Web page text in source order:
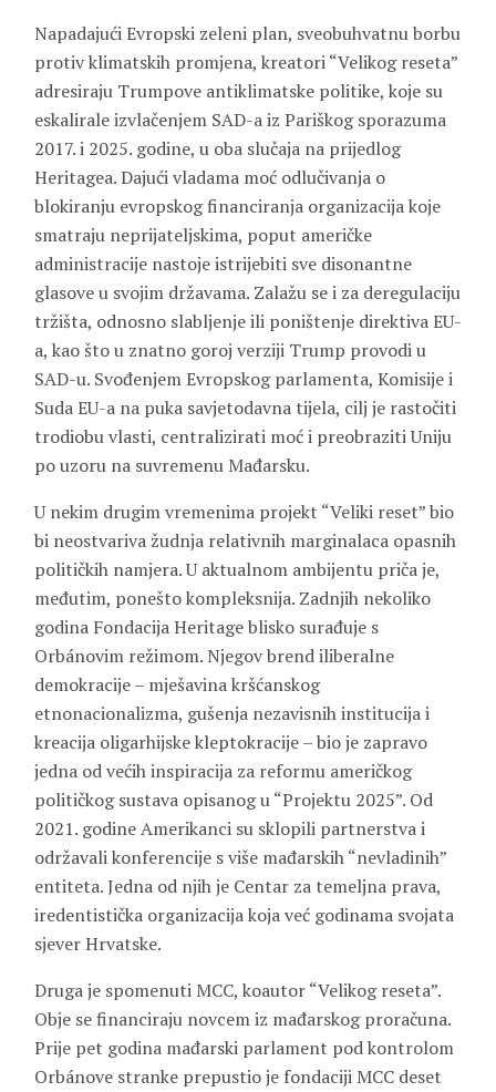
Napadajući Evropski zeleni plan, sveobuhvatnu borbu
protiv klimatskih promjena, kreatori “Velikog reseta”
adresiraju Trumpove antiklimatske politike, koje su
eskalirale izvlačenjem SAD-a iz Pariškog sporazuma
2017. i 2025. godine, u oba slučaja na prijedlog
Heritagea. Dajući vladama moć odlučivanja o
blokiranju evropskog financiranja organizacija koje
smatraju neprijateljskima, poput američke
administracije nastoje istrijebiti sve disonantne
glasove u svojim državama. Zalažu se i za deregulaciju
tržišta, odnosno slabljenje ili poništenje direktiva EU-
a, kao što u znatno goroj verziji Trump provodi u
SAD-u. Svođenjem Evropskog parlamenta, Komisije i
Suda EU-a na puka savjetodavna tijela, cilj je rastočiti
trodiobu vlasti, centralizirati moć i preobraziti Uniju
po uzoru na suvremenu Mađarsku.
U nekim drugim vremenima projekt “Veliki reset” bio
bi neostvariva žudnja relativnih marginalaca opasnih
političkih namjera. U aktualnom ambijentu priča je,
međutim, ponešto kompleksnija. Zadnjih nekoliko
godina Fondacija Heritage blisko surađuje s
Orbánovim režimom. Njegov brend iliberalne
demokracije – mješavina kršćanskog
etnonacionalizma, gušenja nezavisnih institucija i
kreacija oligarhijske kleptokracije – bio je zapravo
jedna od većih inspiracija za reformu američkog
političkog sustava opisanog u “Projektu 2025”. Od
2021. godine Amerikanci su sklopili partnerstva i
održavali konferencije s više mađarskih “nevladinih”
entiteta. Jedna od njih je Centar za temeljna prava,
iredentistička organizacija koja već godinama svojata
sjever Hrvatske.
Druga je spomenuti MCC, koautor “Velikog reseta”.
Obje se financiraju novcem iz mađarskog proračuna.
Prije pet godina mađarski parlament pod kontrolom
Orbánove stranke prepustio je fondaciji MCC deset